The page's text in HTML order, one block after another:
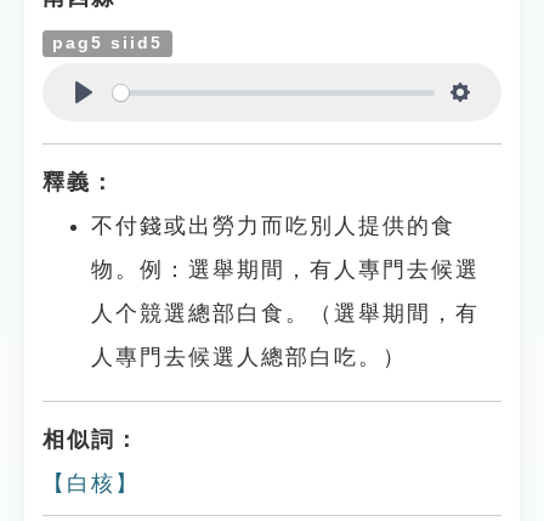
pag5 siid5
釋義：
不付錢或出勞力而吃別人提供的食
物。例：選舉期間，有人專門去候選
人个競選總部白食。（選舉期間，有
人專門去候選人總部白吃。）
相似詞：
【白核】